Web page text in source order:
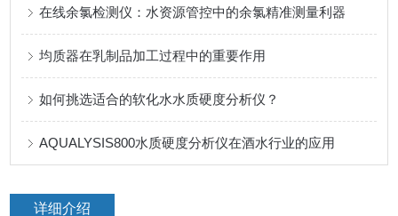
在线余氯检测仪：水资源管控中的余氯精准测量利器
均质器在乳制品加工过程中的重要作用
如何挑选适合的软化水水质硬度分析仪？
AQUALYSIS800水质硬度分析仪在酒水行业的应用
详细介绍